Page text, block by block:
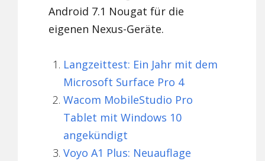
Android 7.1 Nougat für die
eigenen Nexus-Geräte.
Langzeittest: Ein Jahr mit dem
Microsoft Surface Pro 4
Wacom MobileStudio Pro
Tablet mit Windows 10
angekündigt
Voyo A1 Plus: Neuauflage